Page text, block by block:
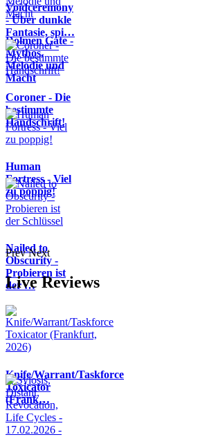
Voidceremony
- Über dunkle
Fantasie, spi…
Dolmen Gate -
Mythos,
Melodie und
Macht
Coroner - Die
bestimmte
Handschrift!
Human
Fortress - Viel
zu poppig!
Nailed to
Obscurity -
Probieren ist
der …
Prev Next
Live Reviews
Knife/Warrant/Taskforce
Toxicator
(Frank…